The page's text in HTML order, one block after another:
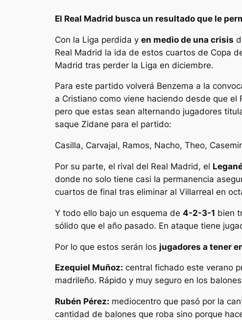
El Real Madrid busca un resultado que le
Con la Liga perdida y en medio de una crisis
Real Madrid la ida de estos cuartos de Copa
Madrid tras perder la Liga en diciembre.
Para este partido volverá Benzema a la
a Cristiano como viene haciendo desde que el
pero que estas sean alternando jugadores
saque Zidane para el partido:
Casilla, Carvajal, Ramos, Nacho, Theo,
Por su parte, el rival del Real Madrid, el
donde no solo tiene casi la permanencia
cuartos de final tras eliminar al Villarreal en
Y todo ello bajo un esquema de 4-2-3-1 bien
sólido que el año pasado. En ataque tiene
Por lo que estos serán los jugadores a tener
Ezequiel Muñoz: central fichado este verano
madrileño. Rápido y muy seguro en los
Rubén Pérez: mediocentro que pasó por la
cantidad de balones que roba sino porque